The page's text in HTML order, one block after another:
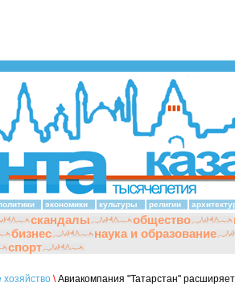
экономики культуры религии
скандалы общество
бизнес наука и образование
спорт
хозяйство \Авиакомпания "Татарстан"